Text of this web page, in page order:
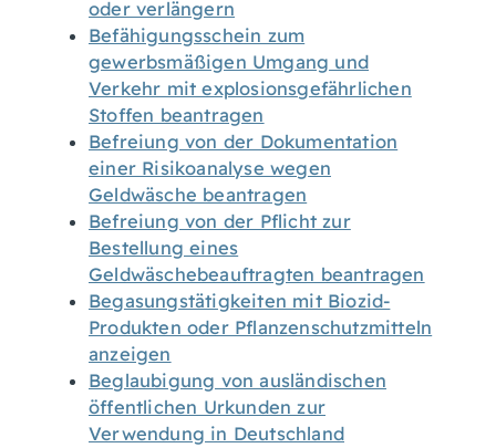
oder verlängern
Befähigungsschein zum
gewerbsmäßigen Umgang und
Verkehr mit explosionsgefährlichen
Stoffen beantragen
Befreiung von der Dokumentation
einer Risikoanalyse wegen
Geldwäsche beantragen
Befreiung von der Pflicht zur
Bestellung eines
Geldwäschebeauftragten beantragen
Begasungstätigkeiten mit Biozid-
Produkten oder Pflanzenschutzmitteln
anzeigen
Beglaubigung von ausländischen
öffentlichen Urkunden zur
Verwendung in Deutschland